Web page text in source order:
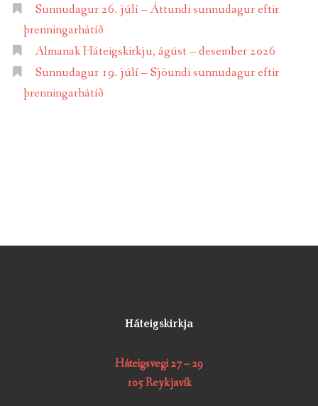
Sunnudagur 26. júlí – Áttundi sunnudagur eftir
þrenningarhátíð
Almanak Háteigskirkju, ágúst – desember 2026
Sunnudagur 19. júlí – Sjöundi sunnudagur eftir
þrenningarhátíð
Háteigskirkja
Háteigsvegi 27 – 29
105 Reykjavík